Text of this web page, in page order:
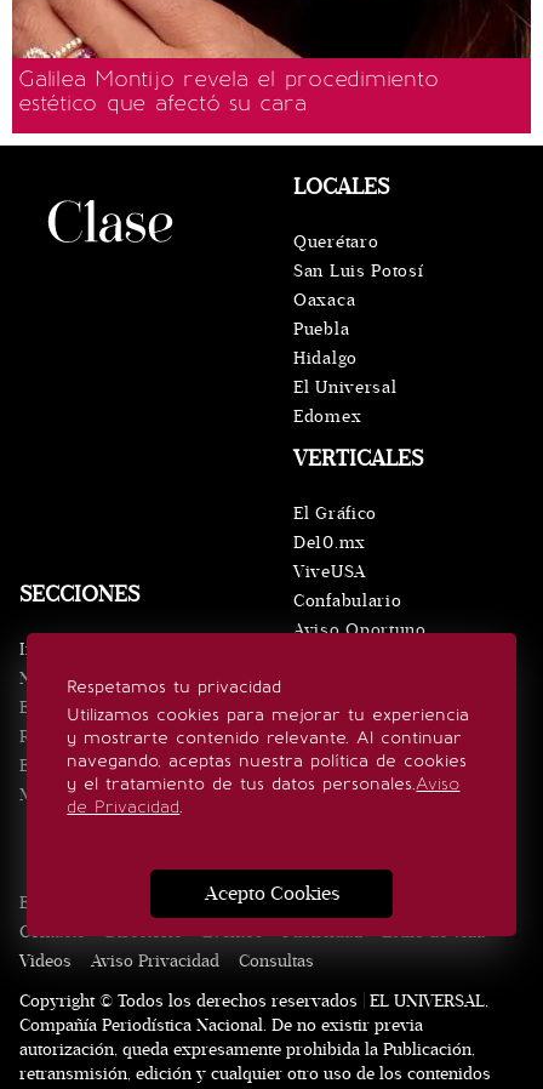
Galilea Montijo revela el procedimiento
estético que afectó su cara
Respetamos tu privacidad
Utilizamos cookies para mejorar tu experiencia
y mostrarte contenido relevante. Al continuar
navegando, aceptas nuestra política de cookies
y el tratamiento de tus datos personales.Aviso
de Privacidad.
Acepto Cookies
SECCIONES
Inicio
Noticias
Eventos
Realeza
Estilo de vida
Minuto x Minuto
VERTICALES
El Gráfico
De10.mx
ViveUSA
Confabulario
Aviso Oportuno
LOCALES
Querétaro
San Luis Potosí
Oaxaca
Puebla
Hidalgo
El Universal
Edomex
SÍGUENOS
Edición Impresa Noticias Quiénes somos
Contacto
Directorio Eventos Publicidad
Estilo de vida
Videos
Aviso Privacidad
Consultas
Copyright © Todos los derechos reservados | EL UNIVERSAL,
Compañía Periodística Nacional. De no existir previa
autorización, queda expresamente prohibida la Publicación,
retransmisión, edición y cualquier otro uso de los contenidos